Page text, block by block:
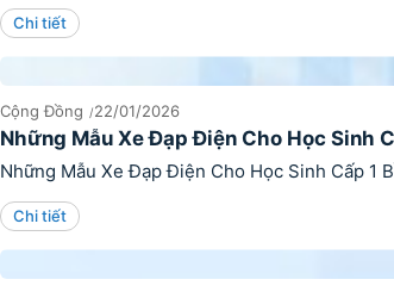
Chi tiết
Cộng Đồng 22/01/2026
Những Mẫu Xe Đạp Điện Cho Học Sinh
Những Mẫu Xe Đạp Điện Cho Học Sinh Cấp
Chi tiết